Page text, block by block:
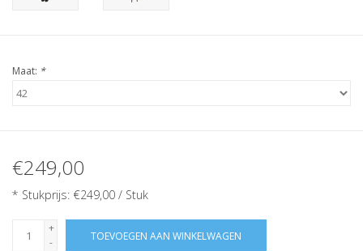
Maat: *
€249,00
* Stukprijs: €249,00 / Stuk
+
-
TOEVOEGEN AAN WINKELWAGEN